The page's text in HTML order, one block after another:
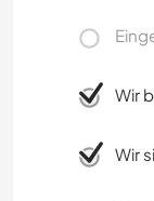
Wir
Wir